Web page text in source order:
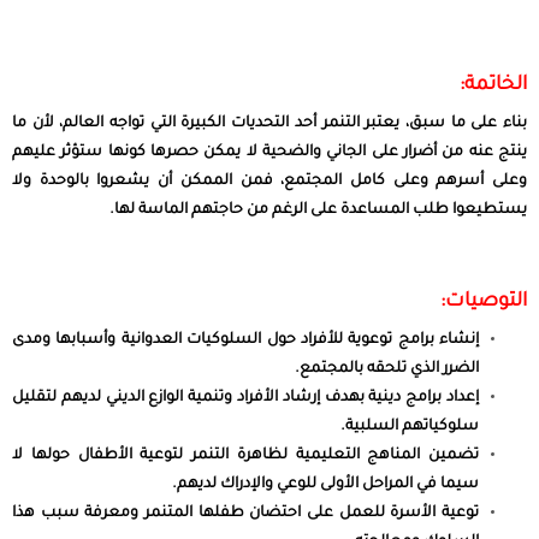
الخاتمة:
بناء على ما سبق، يعتبر التنمر أحد التحديات الكبيرة التي تواجه العالم، لأن ما
ينتج عنه من أضرار على الجاني والضحية لا يمكن حصرها كونها ستؤثر عليهم
وعلى أسرهم وعلى كامل المجتمع، فمن الممكن أن يشعروا بالوحدة ولا
يستطيعوا طلب المساعدة على الرغم من حاجتهم الماسة لها.
التوصيات:
إنشاء برامج توعوية للأفراد حول السلوكيات العدوانية وأسبابها ومدى
الضرر الذي تلحقه بالمجتمع.
إعداد برامج دينية بهدف إرشاد الأفراد وتنمية الوازع الديني لديهم لتقليل
سلوكياتهم السلبية.
تضمين المناهج التعليمية لظاهرة التنمر لتوعية الأطفال حولها لا
سيما في المراحل الأولى للوعي والإدراك لديهم.
توعية الأسرة للعمل على احتضان طفلها المتنمر ومعرفة سبب هذا